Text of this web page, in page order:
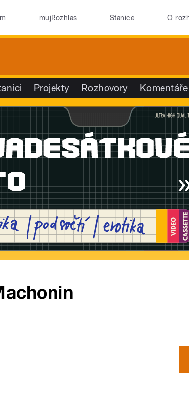
mujRozhlas Stanice O
Projekty Rozhovory Komentáře